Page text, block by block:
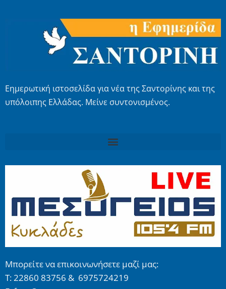
Εημερωτική ιστοσελίδα για νέα της Σαντορίνης και της
υπόλοιπης Ελλάδας. Μείνε συντονισμένος.
Μπορείτε να επικοινωνήσετε μαζί μας:
Τ: 22860 83756 & 6975724219